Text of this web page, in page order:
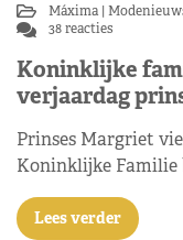
Máxima
38 reacties
Koninklijke
verjaardag
Prinses Margriet
Koninklijke
Lees verder